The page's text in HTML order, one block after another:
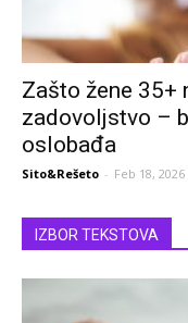
Zašto žene 35+
zadovoljstvo –
oslobađa
Sito&Rešeto - Feb 18, 2026
IZBOR TEKSTOVA